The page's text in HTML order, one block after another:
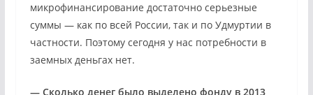
микрофинансирование достаточно серьезные
суммы — как по всей России, так и по Удмуртии в
частности. Поэтому сегодня у нас потребности в
заемных деньгах нет.
— Сколько денег было выделено фонду в 2013